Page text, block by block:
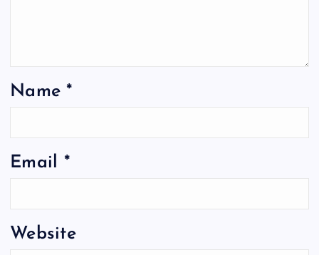
Name*
Email *
Website